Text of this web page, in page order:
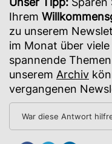
Ihrem
zu unserem
im Monat über
spannende Themen
unserem Archiv
vergangenen
War diese Antwort